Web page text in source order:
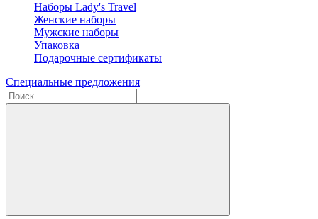
Наборы Lady's Travel
Женские наборы
Мужские наборы
Упаковка
Подарочные сертификаты
Специальные предложения